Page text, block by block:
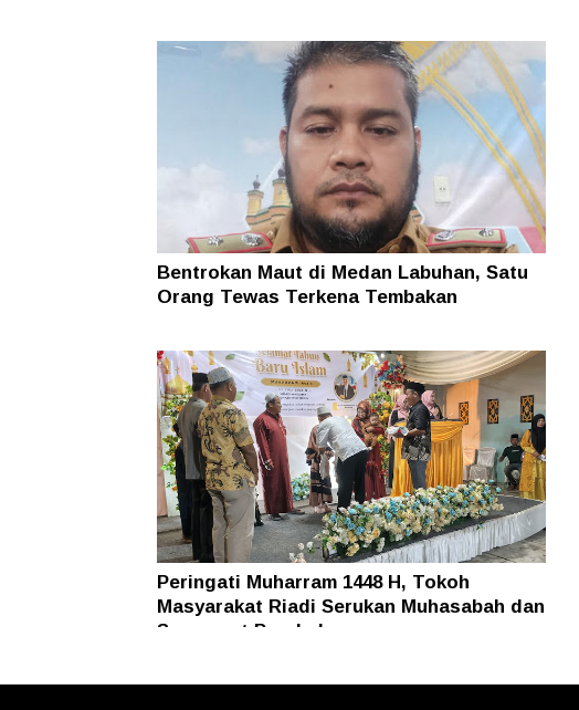
Bentrokan Maut di Medan Labuhan, Satu
Orang Tewas Terkena Tembakan
Peringati Muharram 1448 H, Tokoh
Masyarakat Riadi Serukan Muhasabah dan
Semangat Perubahan